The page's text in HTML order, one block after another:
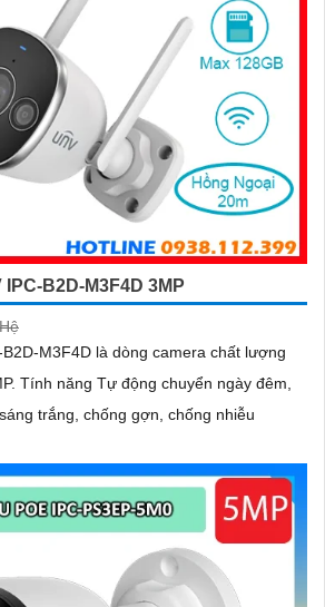
B2D-M3F4D 3MP
M3F4D là dòng camera chất lượng
Tính năng Tự động chuyển ngày đêm,
trắng, chống gợn, chống nhiễu